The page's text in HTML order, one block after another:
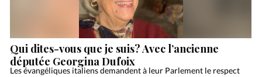
Qui dites-vous que je suis? Avec l’ancienne
députée Georgina Dufoix
Les évangéliques italiens demandent à leur Parlement le respect